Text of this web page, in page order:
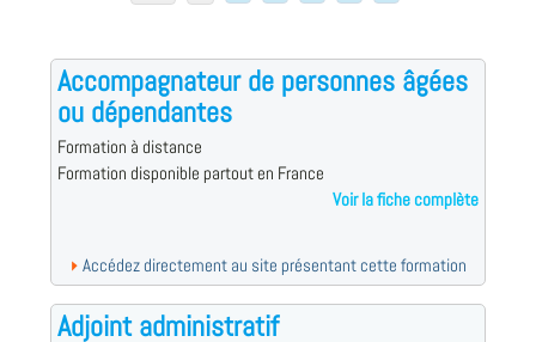
Accompagnateur de personnes âgées
ou dépendantes
Formation à distance
Formation disponible partout en France
Voir la fiche complète
Accédez directement au site présentant cette formation
Adjoint administratif